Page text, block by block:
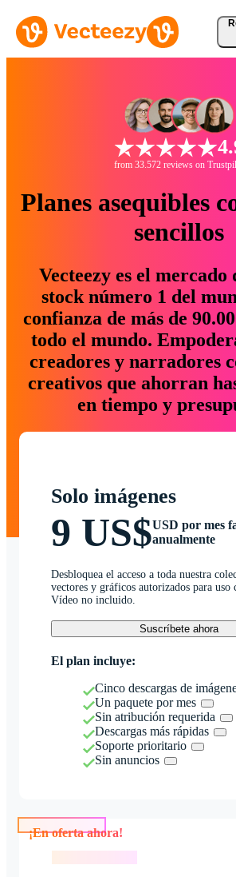
from 33.572 reviews on
Planes asequibles
sencillos
Vecteezy es el mercado
stock número 1 del
confianza de más de
todo el mundo.
creadores y narradores
creativos que ahorran
en tiempo y
Solo imágenes
9 US$USD por mes
anualmente
Desbloquea el acceso a toda nuestra
vectores y gráficos autorizados para uso
Vídeo no incluido.
Suscríbete ahora
El plan incluye:
Cinco descargas de
Un paquete por mes
Sin atribución requerida
Descargas más rápidas
Soporte prioritario
Sin anuncios